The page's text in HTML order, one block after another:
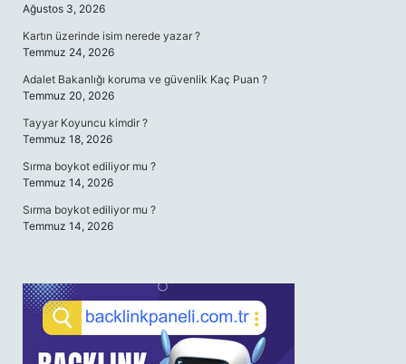
Ağustos 3, 2026
Kartın üzerinde isim nerede yazar ?
Temmuz 24, 2026
Adalet Bakanlığı koruma ve güvenlik Kaç Puan ?
Temmuz 20, 2026
Tayyar Koyuncu kimdir ?
Temmuz 18, 2026
Sırma boykot ediliyor mu ?
Temmuz 14, 2026
Sırma boykot ediliyor mu ?
Temmuz 14, 2026